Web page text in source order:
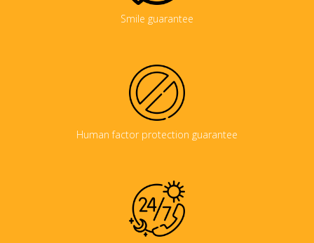
Smile guarantee
Human factor protection guarantee